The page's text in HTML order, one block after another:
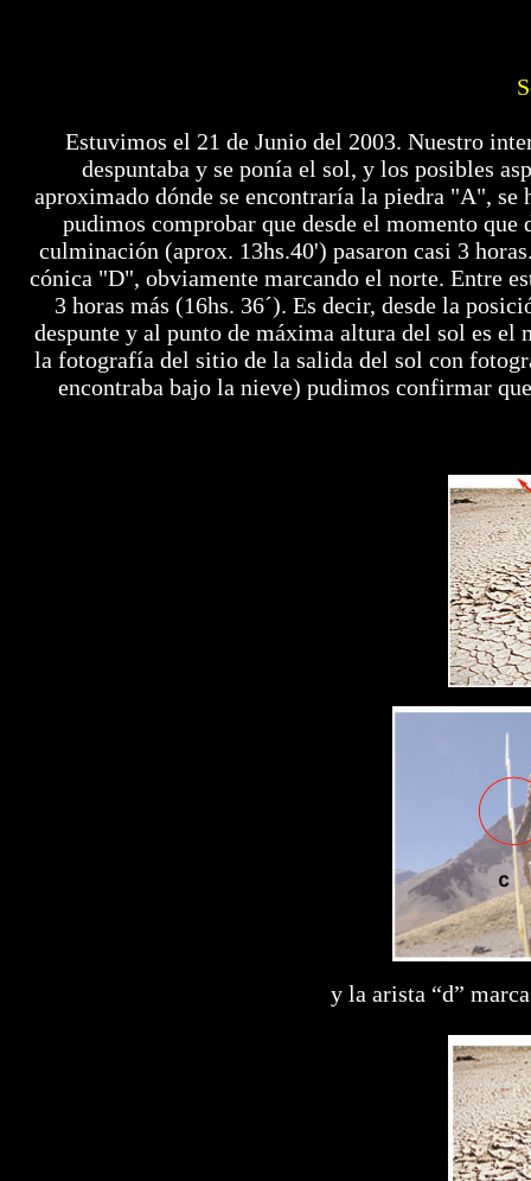
Estuvimos el 21 de Junio del 2003. Nuestro
despuntaba y se ponía el sol, y los posibles
aproximado dónde se encontraría la piedra "A",
pudimos comprobar que desde el momento
culminación (aprox. 13hs.40') pasaron casi 3
cónica "D", obviamente marcando el norte. Entre
3 horas más (16hs. 36´). Es decir, desde la
despunte y al punto de máxima altura del sol es el
la fotografía del sitio de la salida del sol con
encontraba bajo la nieve) pudimos confirmar
y la arista “d”